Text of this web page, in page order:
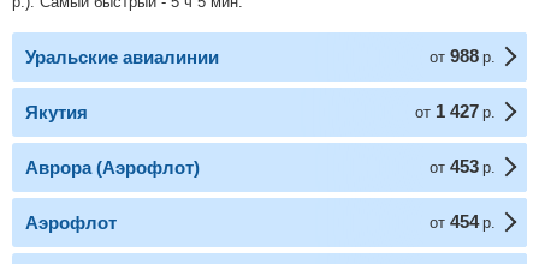
Уральские авиалинии от 988 р.
Якутия от 1 427 р.
Аврора (Аэрофлот) от 453 р.
Аэрофлот от 454 р.